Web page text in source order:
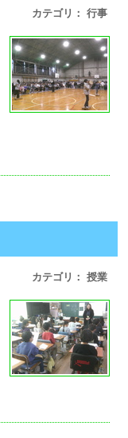
カテゴリ： 行事
カテゴリ： 授業